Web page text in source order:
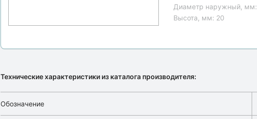
Диаметр наружный, мм:
Высота, мм: 20
Технические характеристики из каталога производителя:
Обозначение